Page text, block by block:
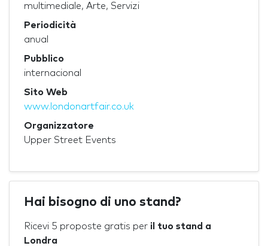
multimediale, Arte, Servizi
Periodicità
anual
Pubblico
internacional
Sito Web
www.londonartfair.co.uk
Organizzatore
Upper Street Events
Hai bisogno di uno stand?
Ricevi 5 proposte gratis per il tuo stand a
Londra